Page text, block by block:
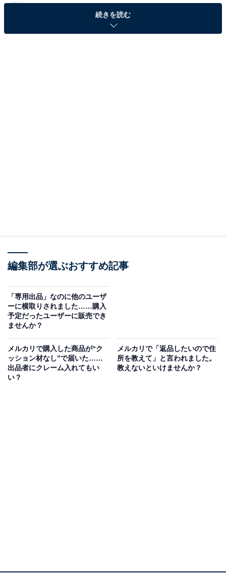
すね。
このようなときの対処法を「All About」フリマアプリ・
以下で詳しく解説します。
以前の電話番号で登録していると、ログインがで
きない
しくは電話番号」と「パスワード」が必要になります。
電話番号で登録をしていた場合、ログインをするときに
続きを読む
編集部が選ぶおすすめ記事
「専用出品」なのに他のユーザ
ーに横取りされました……購入
予定だったユーザーに販売でき
ませんか？
メルカリで購入した商品が“ク
ッション材なし”で届いた……
出品者にクレーム入れてもい
い？
メルカリで「返品したいので住
所を教えて」と言われました。
教えないといけませんか？